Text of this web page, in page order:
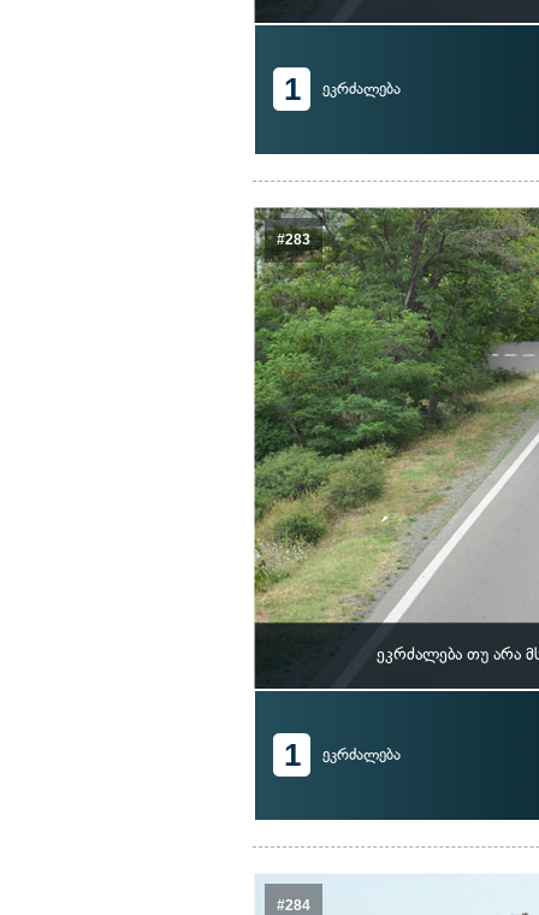
1 ეკრძალება
#283
ეკრძალება თუ არა
1 ეკრძალება
#284